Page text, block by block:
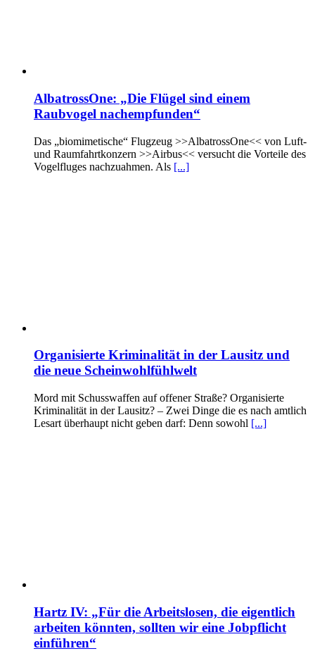
AlbatrossOne: „Die Flügel sind einem
Raubvogel nachempfunden“
Das „biomimetische“ Flugzeug >>AlbatrossOne<< von Luft-
und Raumfahrtkonzern >>Airbus<< versucht die Vorteile des
Vogelfluges nachzuahmen. Als [...]
Organisierte Kriminalität in der Lausitz und
die neue Scheinwohlfühlwelt
Mord mit Schusswaffen auf offener Straße? Organisierte
Kriminalität in der Lausitz? – Zwei Dinge die es nach amtlich
Lesart überhaupt nicht geben darf: Denn sowohl [...]
Hartz IV: „Für die Arbeitslosen, die eigentlich
arbeiten könnten, sollten wir eine Jobpflicht
einführen“